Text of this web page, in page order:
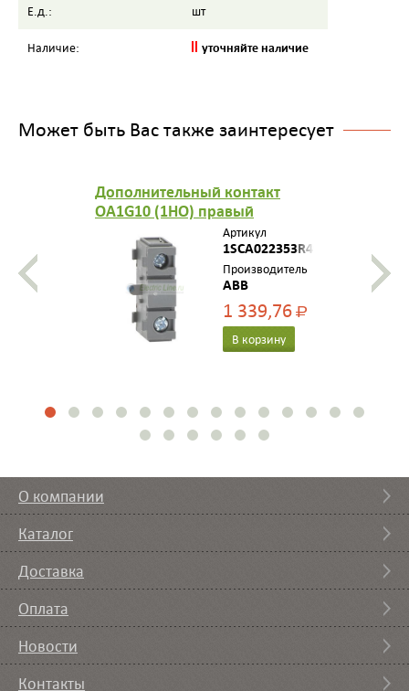
Е.д.: шт
Наличие: уточняйте наличие
Может быть Вас также заинтересует
Дополнительный контакт
OA1G10 (1НО) правый
боковой для рубильников
типа ОТ16..800Е
Артикул
1SCA022353R4970
Производитель
ABB
1 339,76Р
В корзину
О компании
Каталог
Доставка
Оплата
Новости
Контакты